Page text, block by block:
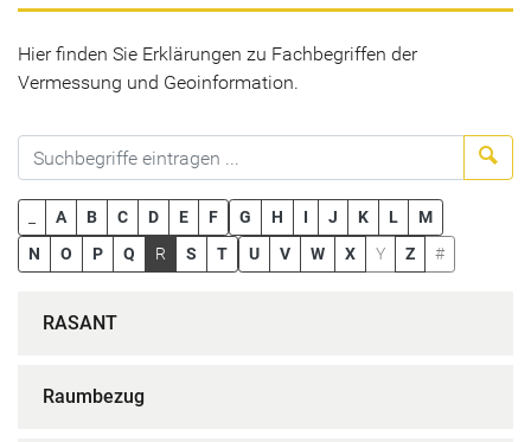
Hier finden Sie Erklärungen zu Fachbegriffen der
Vermessung und Geoinformation.
A B C D E F G H I J K L
M
N
O P Q R S T U V W X Y Z #
RASANT
Raumbezug